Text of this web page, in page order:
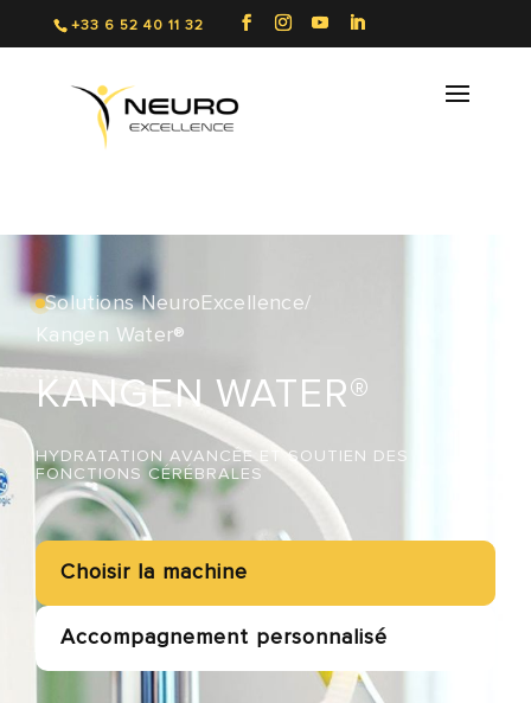
+33 6 52 40 11 32
Solutions NeuroExcellence/
Kangen Water®
KANGEN WATER®
HYDRATATION AVANCÉE ET SOUTIEN DES
FONCTIONS CÉRÉBRALES
Choisir la machine
Accompagnement personnalisé